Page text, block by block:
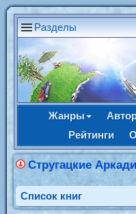
Разделы
Жанры
Рейтинги
Стругацкие
Cписок книг